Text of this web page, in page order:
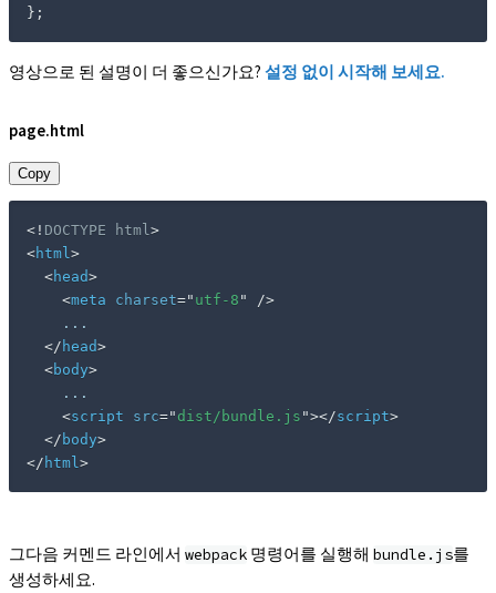
} ;
영상으로 된 설명이 더 좋으신가요? 설정 없이 시작해 보세요.
page.html
Copy
<! DOCTYPE html>
<html>
<head>
<meta charset=" utf-8 "
/>
    ...
</ head>
<body>
    ...
<script src="dist/bundle.js "></script>
</ body>
</ html>
그다음 커멘드 라인에서 webpack 명령어를 실행해 bundle.js를
생성하세요.